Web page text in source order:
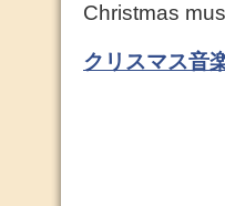
Christmas
クリスマス音